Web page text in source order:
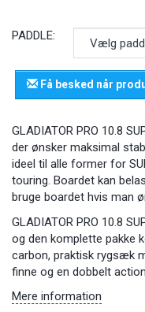
PADDLE:
Få besked når
GLADIATOR PRO 10.8
der ønsker maksimal
ideel til alle former for
touring. Boardet kan
bruge boardet hvis man
GLADIATOR PRO 10.8
og den komplette pakke
carbon, praktisk rygsæk
finne og en dobbelt
Mere information